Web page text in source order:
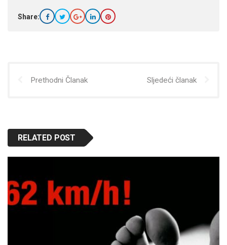
Share:
Prethodni Članak Sljedeći članak
RELATED POST